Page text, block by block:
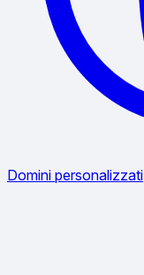
Domini personalizzati